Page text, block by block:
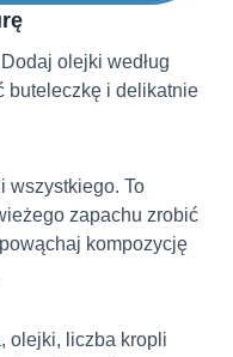
olejki według
buteleczkę i delikatnie
wszystkiego. To
zapachu zrobić
kompozycję
olejki, liczba kropli